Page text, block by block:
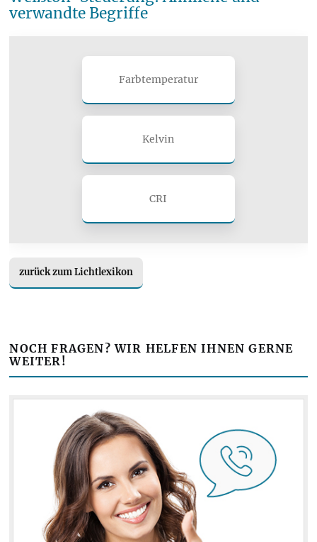
verwandte Begriffe
Farbtemperatur
Kelvin
CRI
zurück zum Lichtlexikon
NOCH FRAGEN? WIR HELFEN IHNEN GERNE
WEITER!